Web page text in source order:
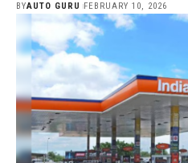
BYAUTO GURU FEBRUARY 10, 2026